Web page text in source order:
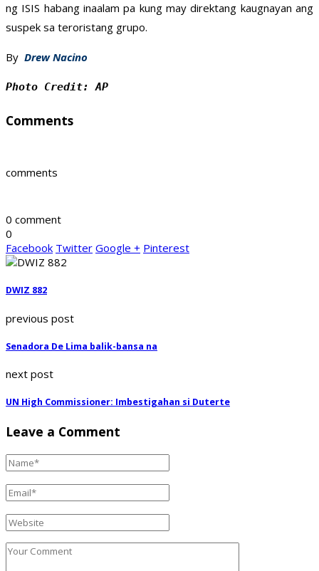
ng ISIS habang inaalam pa kung may direktang kaugnayan ang
suspek sa teroristang grupo.
By Drew Nacino
Photo Credit: AP
Comments
comments
0 comment
0
Facebook Twitter Google + Pinterest
DWIZ 882
previous post
Senadora De Lima balik-bansa na
next post
UN High Commissioner: Imbestigahan si Duterte
Leave a Comment